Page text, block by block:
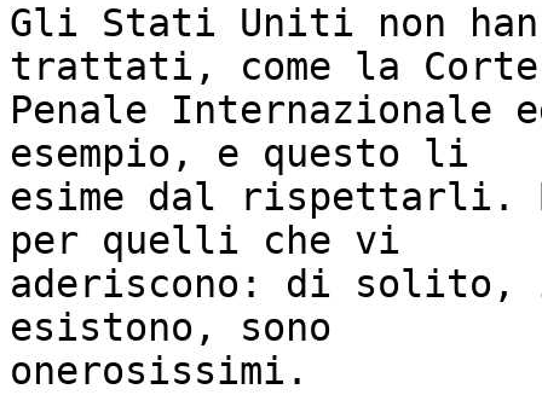
Gli Stati Uniti non
trattati, come la
Penale
esempio, e questo li
esime dal rispettarli.
per quelli che vi
aderiscono: di solito,
esistono, sono
onerosissimi.